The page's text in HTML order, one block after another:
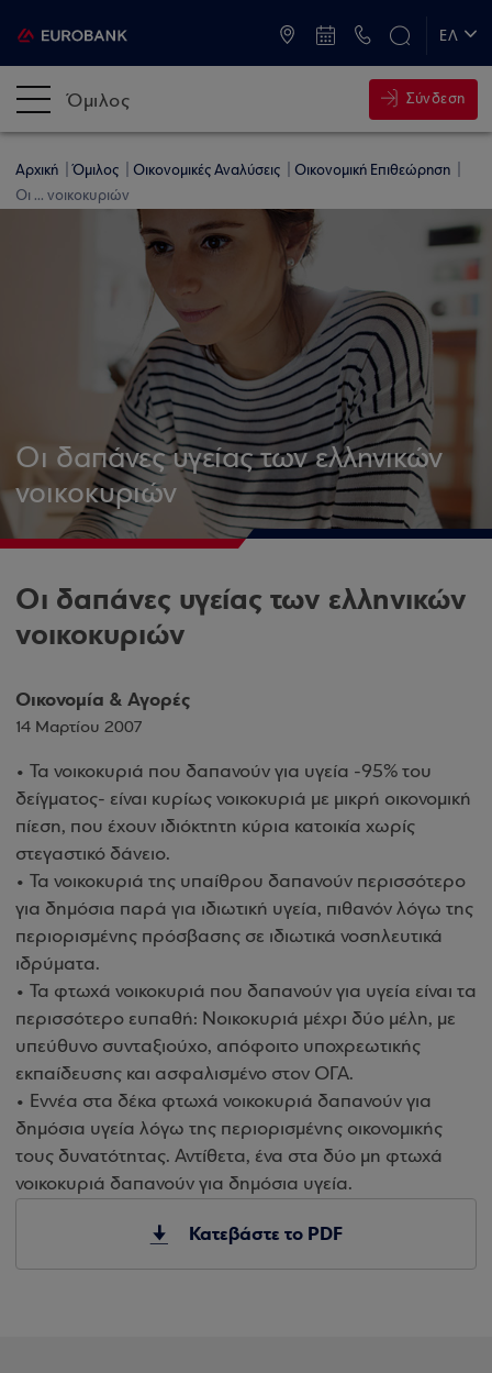
ΕΛ
Όμιλος Σύνδεση
Αρχική Όμιλος Οικονομικές Αναλύσεις
Οικονομική Επιθεώρηση
Οι ... νοικοκυριών
Οι δαπάνες υγείας των ελληνικών
νοικοκυριών
Οι δαπάνες υγείας των ελληνικών
νοικοκυριών
Οικονομία & Αγορές
14 Μαρτίου 2007
• Τα νοικοκυριά που δαπανούν για υγεία -95% του
δείγματος- είναι κυρίως νοικοκυριά με μικρή οικονομική
πίεση, που έχουν ιδιόκτητη κύρια κατοικία χωρίς
στεγαστικό δάνειο.
• Τα νοικοκυριά της υπαίθρου δαπανούν περισσότερο
για δημόσια παρά για ιδιωτική υγεία, πιθανόν λόγω της
περιορισμένης πρόσβασης σε ιδιωτικά νοσηλευτικά
ιδρύματα.
• Τα φτωχά νοικοκυριά που δαπανούν για υγεία είναι τα
περισσότερο ευπαθή: Νοικοκυριά μέχρι δύο μέλη, με
υπεύθυνο συνταξιούχο, απόφοιτο υποχρεωτικής
εκπαίδευσης και ασφαλισμένο στον ΟΓΑ.
• Εννέα στα δέκα φτωχά νοικοκυριά δαπανούν για
δημόσια υγεία λόγω της περιορισμένης οικονομικής
τους δυνατότητας. Αντίθετα, ένα στα δύο μη φτωχά
νοικοκυριά δαπανούν για δημόσια υγεία.
Κατεβάστε το PDF